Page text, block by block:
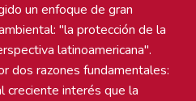
un enfoque de gran
"la protección de la
latinoamericana".
dos razones fundamentales:
creciente interés que la